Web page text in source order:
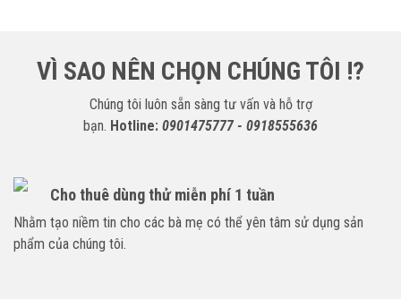
VÌ SAO NÊN CHỌN CHÚNG TÔI !?
Chúng tôi luôn sẵn sàng tư vấn và hỗ trợ
bạn. Hotline: 0901475777 - 0918555636
Cho thuê dùng thử miễn phí 1 tuần
Nhằm tạo niềm tin cho các bà mẹ có thể yên tâm sử dụng sản
phẩm của chúng tôi.